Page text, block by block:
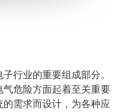
行业的重要组成部分。
危险方面起着至关重要
需求而设计，为各种应